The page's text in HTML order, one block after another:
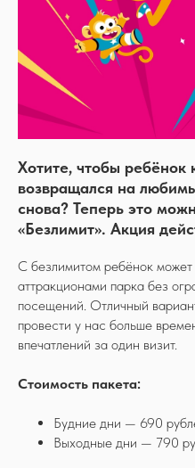
Хотите, чтобы ребёнок
возвращался на
снова? Теперь это
«Безлимит». Акция
С безлимитом ребёнок может
аттракционами парка без
посещений. Отличный
провести у нас больше
впечатлений за один визит.
Стоимость пакета:
Будние дни — 690
Выходные дни — 790